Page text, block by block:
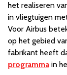
het realiseren
in vliegtuigen
Voor Airbus
op het gebied
fabrikant heeft
programma in